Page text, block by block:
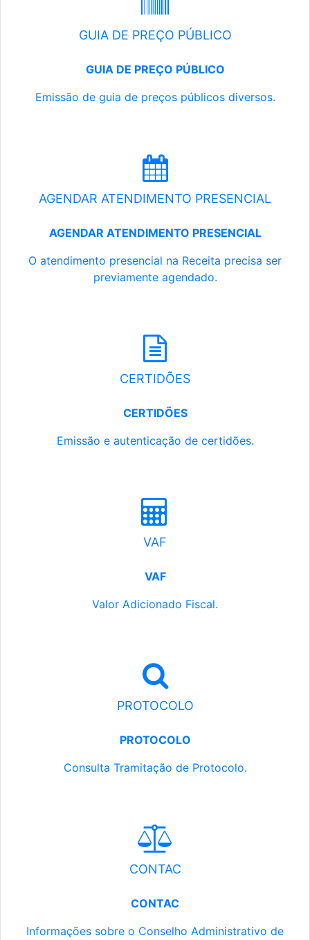
GUIA DE PREÇO PÚBLICO
GUIA DE PREÇO PÚBLICO
Emissão de guia de preços públicos diversos.
AGENDAR ATENDIMENTO PRESENCIAL
AGENDAR ATENDIMENTO PRESENCIAL
O atendimento presencial na Receita precisa ser
previamente agendado.
CERTIDÕES
CERTIDÕES
Emissão e autenticação de certidões.
VAF
VAF
Valor Adicionado Fiscal.
PROTOCOLO
PROTOCOLO
Consulta Tramitação de Protocolo.
CONTAC
CONTAC
Informações sobre o Conselho Administrativo de